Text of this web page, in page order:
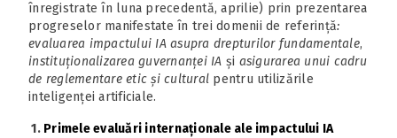
înregistrate în luna precedentă, aprilie) prin prezentarea
progreselor manifestate în trei domenii de referință:
evaluarea impactului IA asupra drepturilor fundamentale,
instituționalizarea guvernanței IA și asigurarea unui cadru
de reglementare etic și cultural pentru utilizările
inteligenței artificiale.
1. Primele evaluări internaționale ale impactului IA